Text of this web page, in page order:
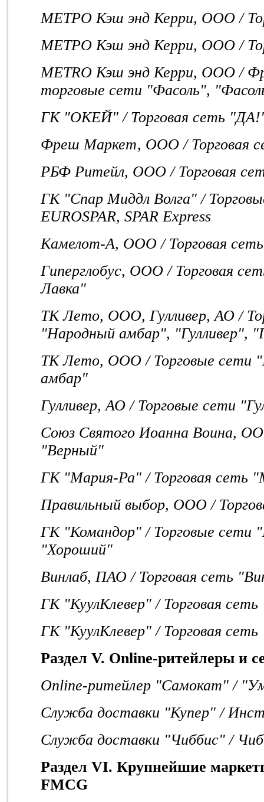
МETPO Кэш энд Керри, ООО /
МЕТРО Кэш энд Керри, ООО /
METRO Кэш энд Керри, ООО /
торговые сети "Фасоль",
ГК "ОКЕЙ" / Торговая сеть
Фреш Маркет, ООО / Торговая
РБФ Ритейл, ООО / Торговая
ГК "Спар Миддл Волга" /
EUROSPAR, SPAR Express
Камелот-А, ООО / Торговая
Гиперглобус, ООО / Торговая
Лавка"
ТК Лето, ООО, Гулливер, АО /
"Народный амбар", "Гулливер",
ТК Лето, ООО / Торговые сети
амбар"
Гулливер, АО / Торговые сети
Союз Святого Иоанна Воина,
"Верный"
ГК "Мария-Ра" / Торговая сеть
Правильный выбор, ООО /
ГК "Командор" / Торговые сети
"Хороший"
Винлаб, ПАО / Торговая сеть
ГК "КуулКлевер" / Торговая
ГК "КуулКлевер" / Торговая
Раздел V. Online-ритейлеры и
Online-ритейлер "Самокат" /
Служба доставки "Купер" /
Служба доставки "Чиббис" /
Раздел VI. Крупнейшие
FMCG